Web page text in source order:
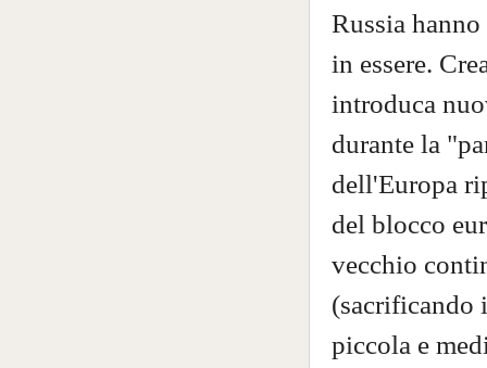
Russia
in essere.
introduca
durante la
dell'Europa
del blocco
vecchio
(sacrificando
piccola e